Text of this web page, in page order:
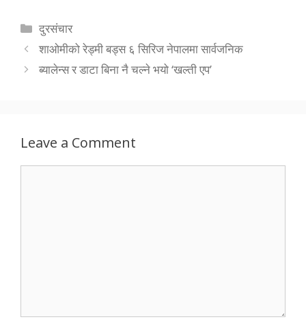
Categories
दुरसंचार
शाओमीको रेड्मी बड्स ६ सिरिज नेपालमा सार्वजनिक
ब्यालेन्स र डाटा बिना नै चल्ने भयो ‘खल्ती एप’
Leave a Comment